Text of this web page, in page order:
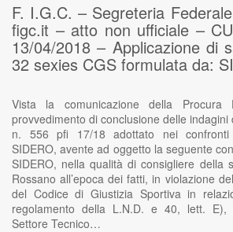
F. I.G.C. – Segreteria
figc.it – atto non ufficiale –
13/04/2018 – Applicazione di
32 sexies CGS formulata da:
Vista la comunicazione della Procura
provvedimento di conclusione delle
n. 556 pfi 17/18 adottato nei
SIDERO, avente ad oggetto la seguente
SIDERO, nella qualità di consigliere della
Rossano all’epoca dei fatti, in violazione
del Codice di Giustizia Sportiva in
regolamento della L.N.D. e 40, lett. E),
Settore Tecnico…